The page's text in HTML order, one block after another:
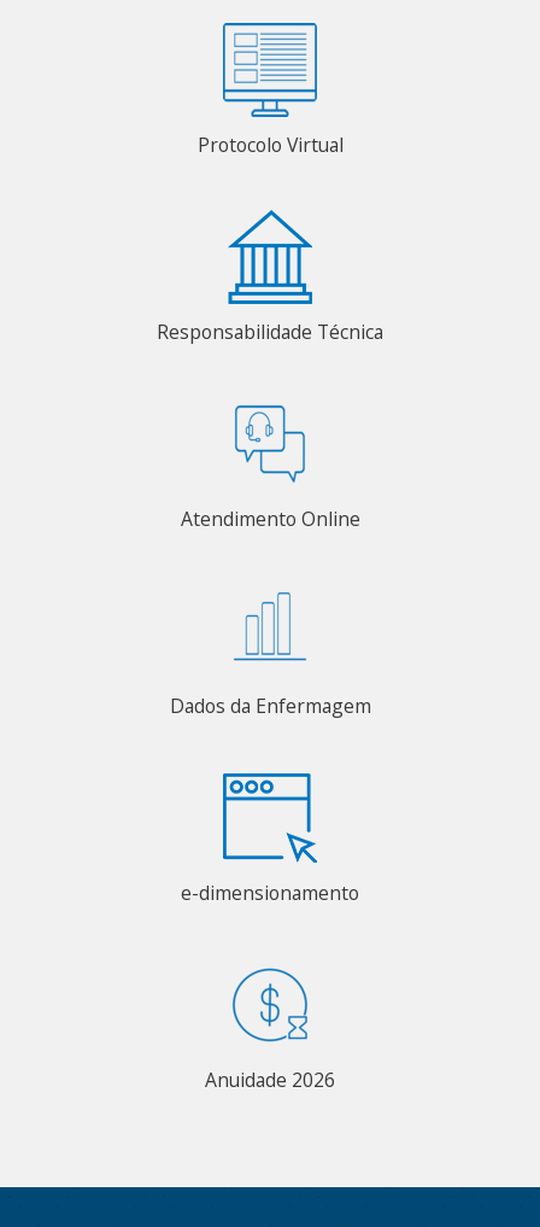
Protocolo Virtual
Responsabilidade Técnica
Atendimento Online
Dados da Enfermagem
e-dimensionamento
Anuidade 2026